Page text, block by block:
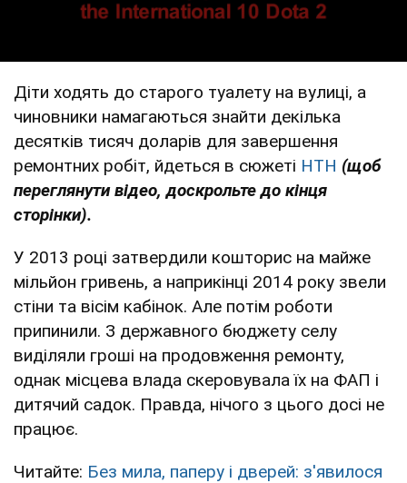
Діти ходять до старого туалету на вулиці, а
чиновники намагаються знайти декілька
десятків тисяч доларів для завершення
ремонтних робіт, йдеться в сюжеті НТН (щоб
переглянути відео, доскрольте до кінця
сторінки).
У 2013 році затвердили кошторис на майже
мільйон гривень, а наприкінці 2014 року звели
стіни та вісім кабінок. Але потім роботи
припинили. З державного бюджету селу
виділяли гроші на продовження ремонту,
однак місцева влада скеровувала їх на ФАП і
дитячий садок. Правда, нічого з цього досі не
працює.
Читайте: Без мила, паперу і дверей: з'явилося